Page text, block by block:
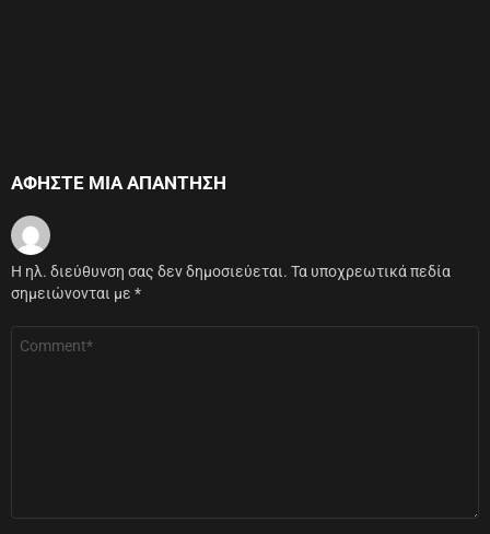
ΑΦΉΣΤΕ ΜΙΑ ΑΠΆΝΤΗΣΗ
Η ηλ. διεύθυνση σας δεν δημοσιεύεται. Τα υποχρεωτικά πεδία
σημειώνονται με *
Σχόλιο